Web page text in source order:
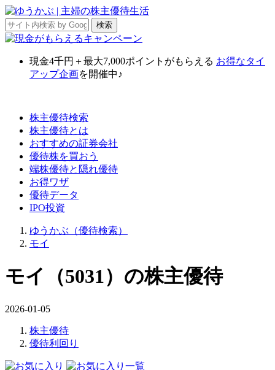
現金4千円＋最大7,000ポイント がもらえる お得なタイ
アップ企画を開催中♪
株主優待検索
株主優待とは
おすすめの証券会社
優待株を買おう
端株優待と隠れ優待
お得ワザ
優待データ
IPO投資
ゆうかぶ（優待検索）
モイ
モイ（5031）の株主優待
2026-01-05
株主優待
優待利回り